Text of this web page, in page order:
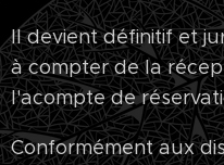
Il devient définitif et
à compter de la
l'acompte de
Conformément aux